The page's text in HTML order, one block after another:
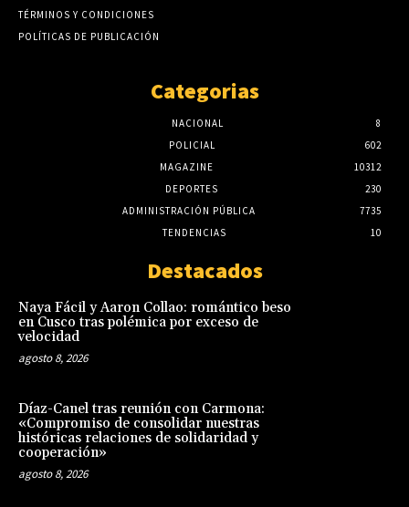
TÉRMINOS Y CONDICIONES
POLÍTICAS DE PUBLICACIÓN
Categorias
NACIONAL
8
POLICIAL
602
MAGAZINE
10312
DEPORTES
230
ADMINISTRACIÓN PÚBLICA
7735
TENDENCIAS
10
Destacados
Naya Fácil y Aaron Collao: romántico beso
en Cusco tras polémica por exceso de
velocidad
agosto 8, 2026
Díaz-Canel tras reunión con Carmona:
«Compromiso de consolidar nuestras
históricas relaciones de solidaridad y
cooperación»
agosto 8, 2026